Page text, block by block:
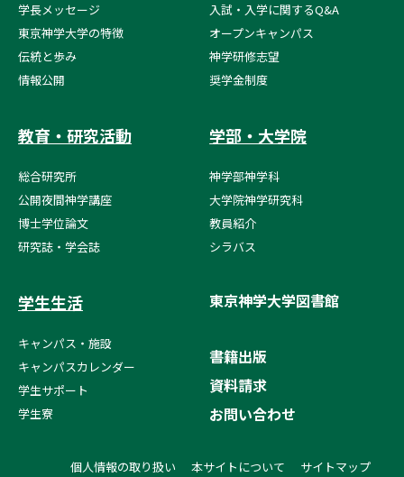
学長メッセージ
東京神学大学の特徴
伝統と歩み
情報公開
入試・入学に関するQ&A
オープンキャンパス
神学研修志望
奨学金制度
教育・研究活動
総合研究所
公開夜間神学講座
博士学位論文
研究誌・学会誌
学部・大学院
神学部神学科
大学院神学研究科
教員紹介
シラバス
学生生活
キャンパス・施設
キャンパスカレンダー
学生サポート
学生寮
東京神学大学図書館
書籍出版
資料請求
お問い合わせ
個人情報の取り扱い 本サイトについて サイトマップ